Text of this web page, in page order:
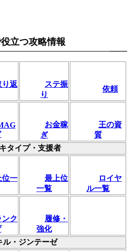
立つ攻略情報
り返
ステ振
り
依頼
お金稼
ぎ
王の資
質
タイプ・支援者
位一
最上位
一覧
ロイヤ
ル一覧
ンク
履修・
強化
ル・ジンテーゼ